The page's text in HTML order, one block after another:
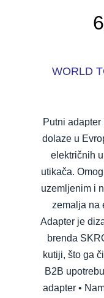
WORLD
Putni
dolaze u
električnih
utikača.
uzemljenim i
zemalja na
Adapter je
brenda
kutiji, što ga
B2B
adapter •